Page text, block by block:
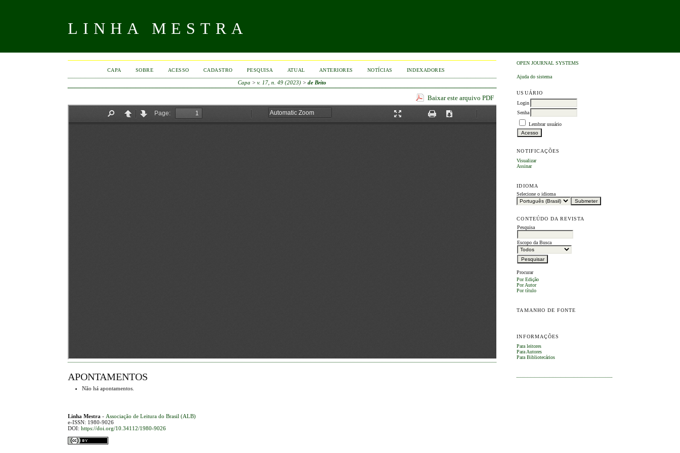
LINHA MESTRA
OPEN JOURNAL SYSTEMS
Ajuda do sistema
USUÁRIO
Login
Senha
Lembrar usuário
NOTIFICAÇÕES
Visualizar
Assinar
IDIOMA
Selecione o idioma
CONTEÚDO DA REVISTA
Pesquisa
Escopo da Busca
Procurar
Por Edição
Por Autor
Por título
TAMANHO DE FONTE
INFORMAÇÕES
Para leitores
Para Autores
Para Bibliotecários
CAPA SOBRE ACESSO CADASTRO PESQUISA ATUAL ANTERIORES NOTÍCIAS INDEXADORES
Capa >v. 17, n. 49 (2023) >de Brito
Baixar este arquivo PDF
APONTAMENTOS
Não há apontamentos.
Linha Mestra- Associação de Leitura do Brasil (ALB)
e-ISSN: 1980-9026
DOI:https://doi.org/10.34112/1980-9026